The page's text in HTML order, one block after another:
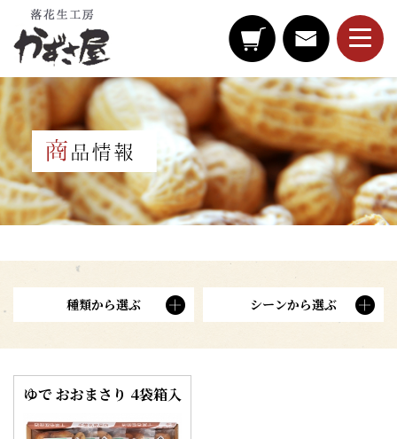
種類から選ぶ シーンから選ぶ
ゆで おおまさり 4袋箱入